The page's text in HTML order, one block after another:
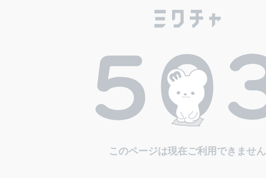
このページは現在ご利用できません